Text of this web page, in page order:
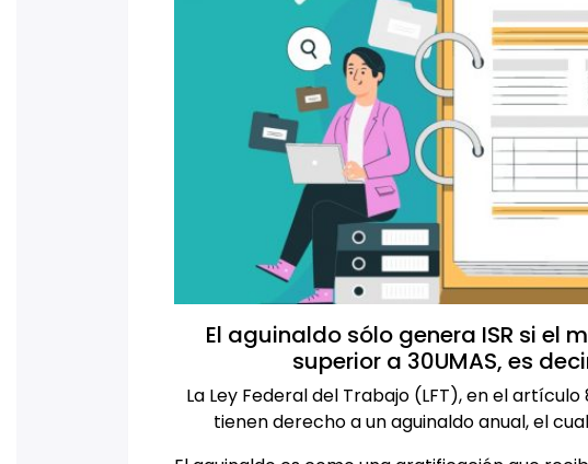
El aguinaldo sólo genera ISR si el
superior a 30UMAS, es
La Ley Federal del Trabajo (LFT), en el
tienen derecho a un aguinaldo anual, el